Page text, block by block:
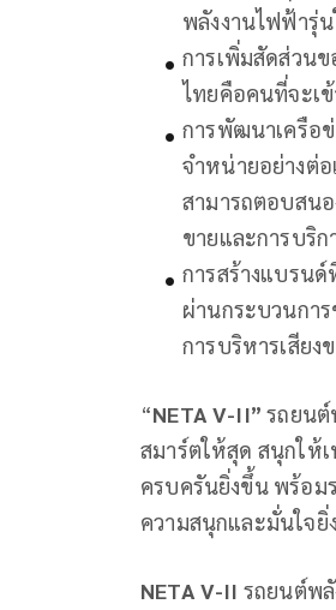
พลังงานไฟฟ้ารุ่
การเพิ่มสัดส่วน
ไทยคือคนที่จะเ
การพัฒนาเครือ
จำหน่ายอย่างต่
สามารถตอบสน
ขายและการบริ
การสร้างแบรน
ผ่านกระบวนกา
การบริหารเสียง
“NETA V-II” รถยนต์
สมาร์ตให้สุด สนุกให้
ครบครันยิ่งขึ้น พร้อม
ความสนุกและมั่นใจยิ่
NETA V-II รถยนต์พ